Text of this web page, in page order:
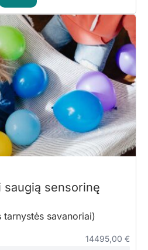
sensorinę
tarnystės savanoriai)
14495,00 €